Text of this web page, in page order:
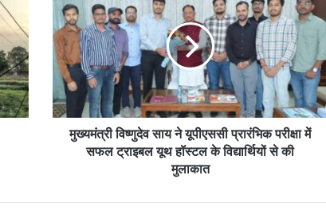
मुख्यमंत्री विष्णुदेव साय ने यूपीएससी प्रारंभिक परीक्षा में
सफल ट्राइबल यूथ हॉस्टल के विद्यार्थियों से की
मुलाकात